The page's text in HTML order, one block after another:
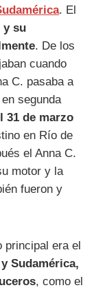
. El
y su
. De los
cuando
C. pasaba a
segunda
31 de marzo
en Río de
el Anna C.
motor y la
fueron y
principal era el
Sudamérica,
, como el